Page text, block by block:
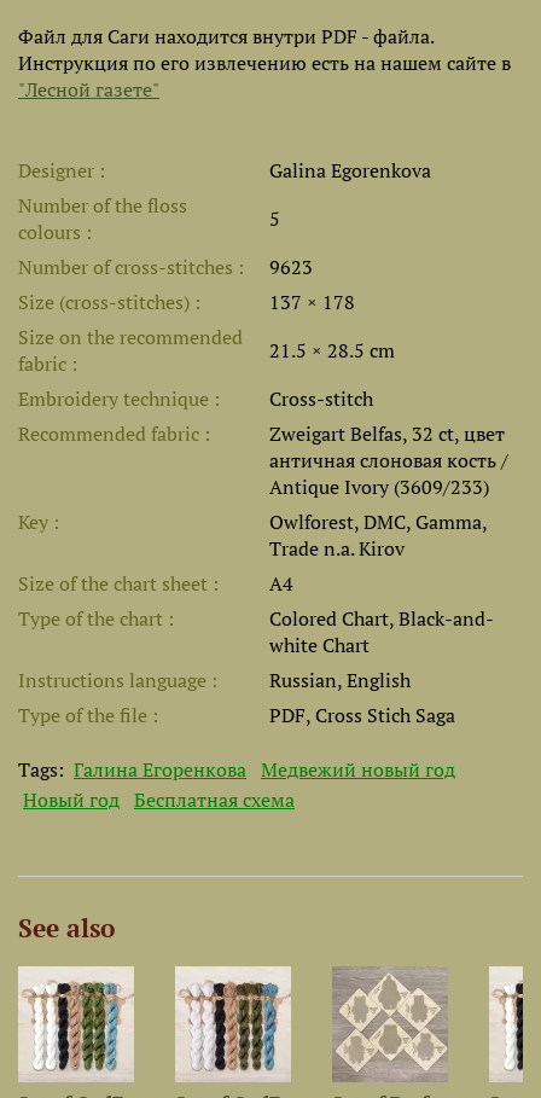
Файл для Саги находится внутри PDF - файла.
Инструкция по его извлечению есть на нашем сайте в
"Лесной газете"
Designer
Galina Egorenkova
Number of the floss
colours
5
Number of cross-stitches
9623
Size (cross-stitches)
137 × 178
Size on the recommended
fabric
21.5 × 28.5 cm
Embroidery technique
Cross-stitch
Recommended fabric
Zweigart Belfas, 32 ct, цвет
античная слоновая кость /
Antique Ivory (3609/233)
Key
Owlforest, DMC, Gamma,
Trade n.a. Kirov
Size of the chart sheet
A4
Type of the chart
Colored Chart, Black-and-
white Chart
Instructions language
Russian, English
Type of the file
PDF, Cross Stich Saga
Tags: Галина Егоренкова Медвежий новый год
Новый год Бесплатная схема
See also